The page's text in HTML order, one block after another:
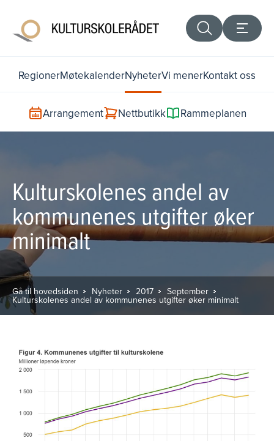
RegionerMøtekalenderNyheterVi menerKontakt oss
Arrangement Nettbutikk Rammeplanen
Kulturskolenes andel av
kommunenes utgifter øker
minimalt
Gå til hovedsiden Nyheter 2017 September
Kulturskolenes andel av kommunenes utgifter øker minimalt